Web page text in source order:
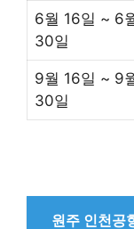
6월 16일 ~ 6
30일
9월 16일 ~ 9
30일
원주 인천공